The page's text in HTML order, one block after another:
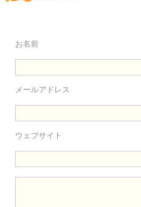
お名前
メールアドレス
ウェブサイト